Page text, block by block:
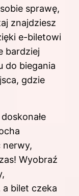
sprawę,
znajdziesz
e-biletowi
bardziej
do biegania
gdzie
nerwy,
Wyobraź
bilet czeka